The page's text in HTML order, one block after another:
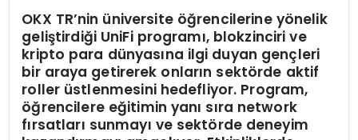
OKX TR’nin üniversite öğrencilerine yönelik
geliştirdiği UniFi programı, blokzinciri ve
kripto para dünyasına ilgi duyan gençleri
bir araya getirerek onların sektörde aktif
roller üstlenmesini hedefliyor. Program,
öğrencilere eğitimin yanı sıra network
fırsatları sunmayı ve sektörde deneyim